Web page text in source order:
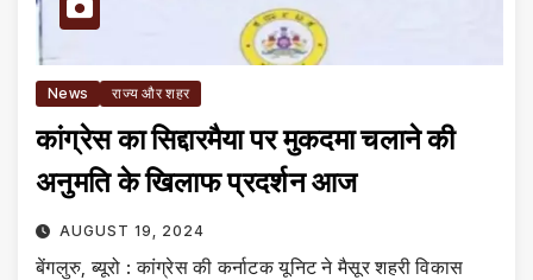
News राज्य और शहर
कांग्रेस का सिद्दारमैया पर मुकदमा चलाने की
अनुमति के खिलाफ प्रदर्शन आज
AUGUST 19, 2024
बेंगलुरु, ब्यूरो : कांग्रेस की कर्नाटक यूनिट ने मैसूर शहरी विकास